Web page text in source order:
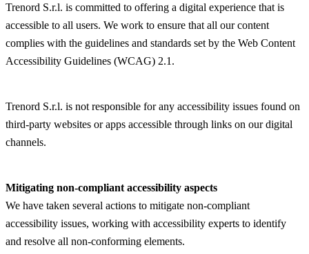
Trenord S.r.l. is committed to offering a digital experience that is
accessible to all users. We work to ensure that all our content
complies with the guidelines and standards set by the Web Content
Accessibility Guidelines (WCAG) 2.1.
Trenord S.r.l. is not responsible for any accessibility issues found on
third-party websites or apps accessible through links on our digital
channels.
Mitigating non-compliant accessibility aspects
We have taken several actions to mitigate non-compliant
accessibility issues, working with accessibility experts to identify
and resolve all non-conforming elements.